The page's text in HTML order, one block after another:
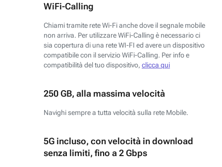
WiFi-Calling
Chiami tramite rete Wi-Fi anche dove il segnale mobile
non arriva. Per utilizzare WiFi-Calling è necessario ci
sia copertura di una rete WI-FI ed avere un dispositivo
compatibile con il servizio WiFi-Calling. Per info e
compatibilità del tuo dispositivo, clicca qui
250 GB, alla massima velocità
Navighi sempre a tutta velocità sulla rete Mobile.
5G incluso, con velocità in download
senza limiti, fino a 2 Gbps